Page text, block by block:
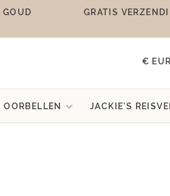
GOUD GRATIS
€ EUR
OORBELLEN JACKIE'S